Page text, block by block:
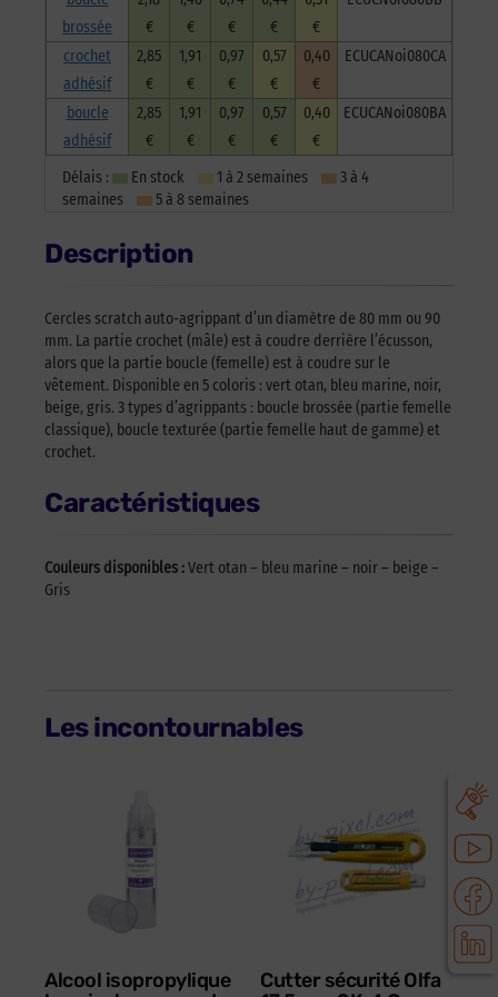
brossée
€
€
€
€
€
crochet
adhésif
2,85
€
1,91
€
0,97
€
0,57
€
0,40
€
ECUCANoi080CA
boucle
adhésif
2,85
€
1,91
€
0,97
€
0,57
€
0,40
€
ECUCANoi080BA
Délais : En stock 1 à 2 semaines
3 à 4
semaines
5 à 8 semaines
Description
Cercles scratch auto-agrippant d’un diamètre de 80 mm ou 90
mm. La partie crochet (mâle) est à coudre derrière l’écusson,
alors que la partie boucle (femelle) est à coudre sur le
vêtement. Disponible en 5 coloris : vert otan, bleu marine, noir,
beige, gris. 3 types d’agrippants : boucle brossée (partie femelle
classique), boucle texturée (partie femelle haut de gamme) et
crochet.
Caractéristiques
Couleurs disponibles :Vert otan – bleu marine – noir – beige –
Gris
Les incontournables
Alcool isopropylique
Cutter sécurité Olfa